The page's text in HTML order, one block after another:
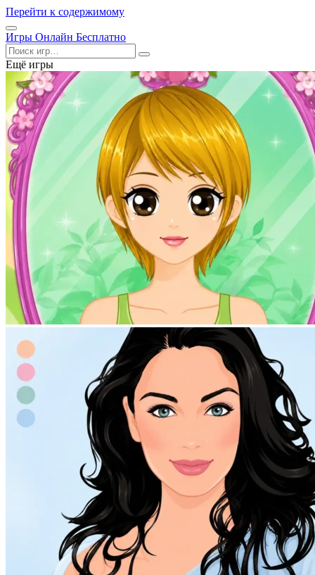
Перейти к содержимому
Открыть
меню
Игры Онлайн Бесплатно
Поиск
Ещё игры